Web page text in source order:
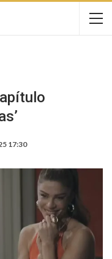
17:30